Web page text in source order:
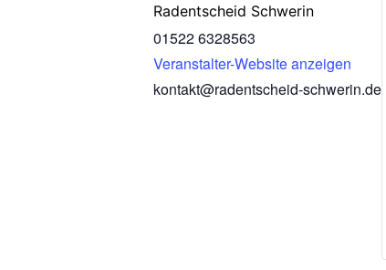
Radentscheid Schwerin
01522 6328563
Veranstalter-Website anzeigen
kontakt@radentscheid-schwerin.de